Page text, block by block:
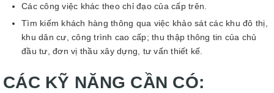
Các công việc khác theo chỉ đạo của cấp trên.
Tìm kiếm khách hàng thông qua việc khảo sát các khu đô thị,
khu dân cư, công trình cao cấp; thu thập thông tin của chủ
đầu tư, đơn vị thầu xây dựng, tư vấn thiết kế.
CÁC KỸ NĂNG CẦN CÓ: